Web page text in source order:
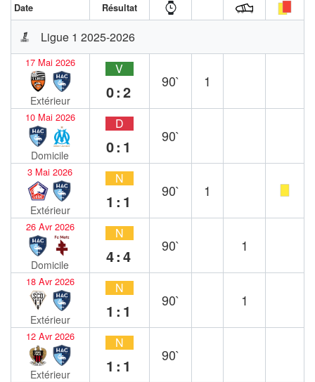
Date Résultat
Ligue 1 2025-2026
17 Mai 2026
Extérieur
V
0:2
90` 1
10 Mai 2026
Domicile
D
0:1
90`
3 Mai 2026
Extérieur
N
1:1
90` 1
26 Avr 2026
Domicile
N
4:4
90` 1
18 Avr 2026
Extérieur
N
1:1
90` 1
12 Avr 2026
Extérieur
N
1:1
90`